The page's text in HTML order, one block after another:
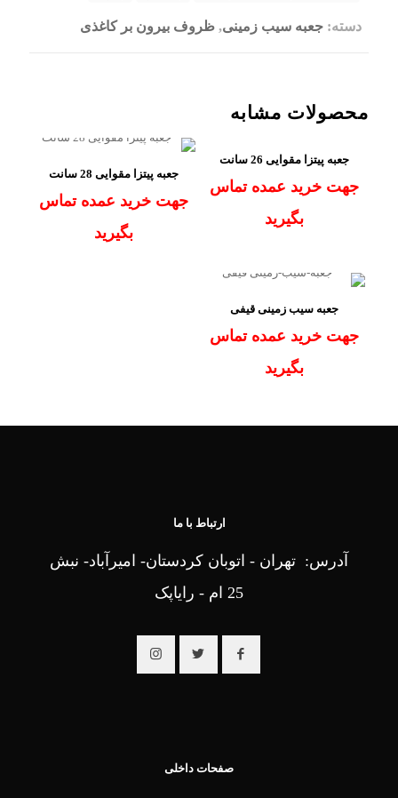
دسته: جعبه سیب زمینی, ظروف بیرون بر کاغذی
محصولات مشابه
جعبه پیتزا مقوایی 26 سانت
جهت خرید عمده تماس
بگیرید
جعبه پیتزا مقوایی 28 سانت
جهت خرید عمده تماس
بگیرید
جعبه سیب زمینی قیفی
جهت خرید عمده تماس
بگیرید
ارتباط با ما
آدرس: تهران - اتوبان کردستان- امیرآباد- نبش
25 ام - رایاپک
صفحات داخلی